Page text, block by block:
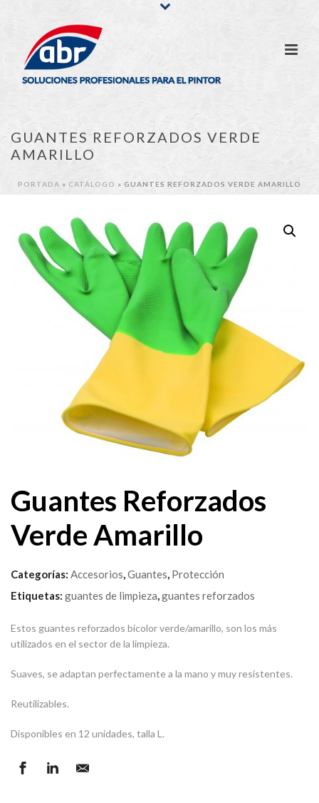
GUANTES REFORZADOS VERDE
AMARILLO
PORTADA » CATÁLOGO » GUANTES REFORZADOS VERDE AMARILLO
Guantes Reforzados
Verde Amarillo
Categorías: Accesorios,Guantes, Protección
Etiquetas: guantes de limpieza,guantes reforzados
Estos guantes reforzados bicolor verde/amarillo, son los más
utilizados en el sector de la limpieza.
Suaves, se adaptan perfectamente a la mano y muy resistentes.
Reutilizables.
Disponibles en 12 unidades, talla L.